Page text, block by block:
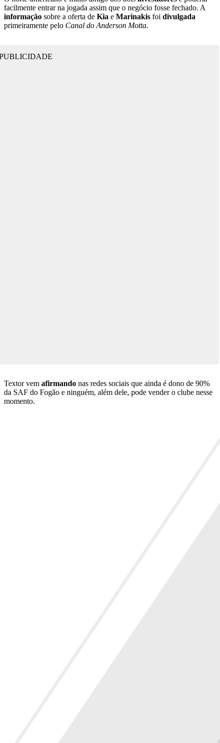
facilmente entrar na jogada assim que o negócio fosse fechado. A
informação sobre a oferta de Kia e Marinakis foi divulgada
primeiramente pelo Canal do Anderson Motta.
Textor vem afirmando nas redes sociais que ainda é dono de 90%
da SAF do Fogão e ninguém, além dele, pode vender o clube nesse
momento.